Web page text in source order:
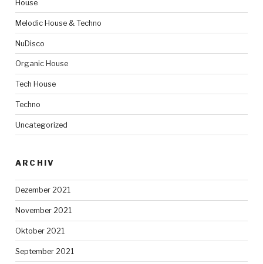
House
Melodic House & Techno
NuDisco
Organic House
Tech House
Techno
Uncategorized
ARCHIV
Dezember 2021
November 2021
Oktober 2021
September 2021